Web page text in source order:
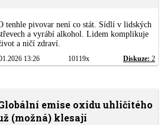
tenhle pivovar není co stát. Sídlí v lidských
a vyrábí alkohol. Lidem komplikuje
a ničí zdraví.
13:26 10119x Diskuze: 2
emise oxidu uhličitého
(možná) klesají